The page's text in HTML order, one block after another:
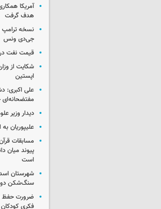
آمریکا
هدف گرفت
جی‌دی ونس
قیمت نفت در
شکایت از
اپستین
علی اکبری:
دیدار وزیر
علیپوریان
مسابقات
پیوند میان
است
شهرستان
سنگ‌شکن
ضرورت حفظ
فکری